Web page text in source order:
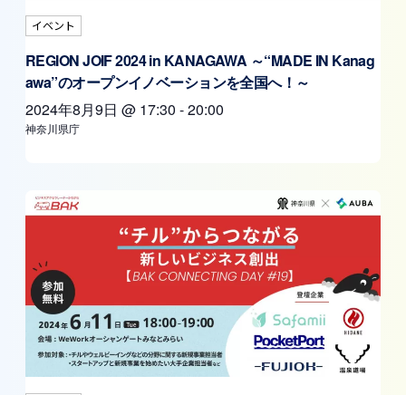
イベント
REGION JOIF 2024 in KANAGAWA ～“MADE IN Kanag
awa”のオープンイノベーションを全国へ！～
2024年8月9日 @ 17:30 -20:00
神奈川県庁